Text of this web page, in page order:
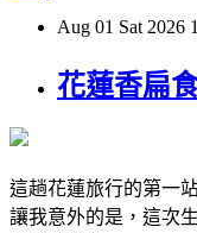
Aug 01 Sat 2026
花蓮香扁
這趟花蓮旅行的第一
讓我意外的是，這次